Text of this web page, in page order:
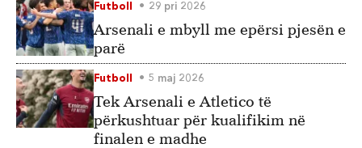
Futboll 29 pri 2026
Arsenali e mbyll me epërsi pjesën e
parë
Futboll 5 maj 2026
Tek Arsenali e Atletico të
përkushtuar për kualifikim në
finalen e madhe